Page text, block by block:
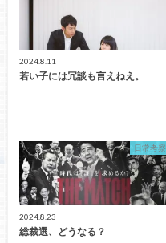
2024.8.11
若い子には冗談も言えねえ。
日常考察
2024.8.23
総裁選、どうなる？